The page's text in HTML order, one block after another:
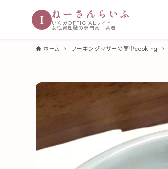
I ねーさんらいふ
いくみOFFICIALサイト
女性管理職の専門家・著者
ホーム ワーキングマザーの簡単cooking